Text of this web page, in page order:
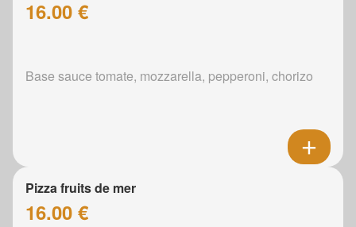
16.00 €
Base sauce tomate, mozzarella, pepperoni, chorizo
Pizza fruits de mer
16.00 €